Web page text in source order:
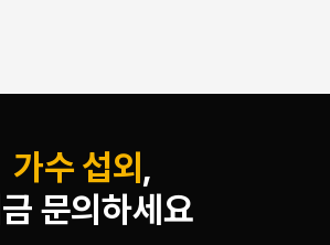
현수 대표가
가수 섭외 ,
문의하세요